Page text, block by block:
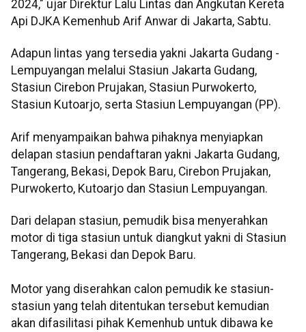
2024," ujar Direktur Lalu Lintas dan Angkutan Kereta
Api DJKA Kemenhub Arif Anwar di Jakarta, Sabtu.
Adapun lintas yang tersedia yakni Jakarta Gudang -
Lempuyangan melalui Stasiun Jakarta Gudang,
Stasiun Cirebon Prujakan, Stasiun Purwokerto,
Stasiun Kutoarjo, serta Stasiun Lempuyangan (PP).
Arif menyampaikan bahwa pihaknya menyiapkan
delapan stasiun pendaftaran yakni Jakarta Gudang,
Tangerang, Bekasi, Depok Baru, Cirebon Prujakan,
Purwokerto, Kutoarjo dan Stasiun Lempuyangan.
Dari delapan stasiun, pemudik bisa menyerahkan
motor di tiga stasiun untuk diangkut yakni di Stasiun
Tangerang, Bekasi dan Depok Baru.
Motor yang diserahkan calon pemudik ke stasiun-
stasiun yang telah ditentukan tersebut kemudian
akan difasilitasi pihak Kemenhub untuk dibawa ke